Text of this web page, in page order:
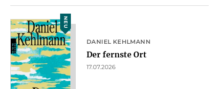
NEU
DANIEL KEHLMANN
Der fernste Ort
17.07.2026